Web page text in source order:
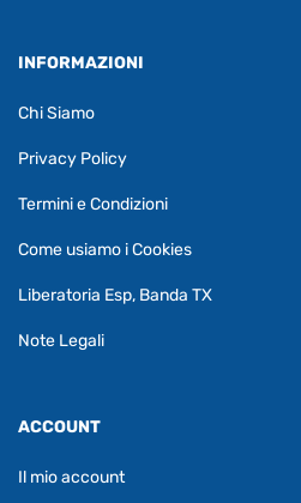
INFORMAZIONI
Chi Siamo
Privacy Policy
Termini e Condizioni
Come usiamo i Cookies
Liberatoria Esp, Banda TX
Note Legali
ACCOUNT
Il mio account